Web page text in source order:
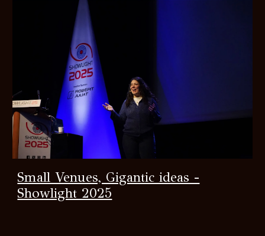
Small Venues, Gigantic ideas -
Showlight 2025